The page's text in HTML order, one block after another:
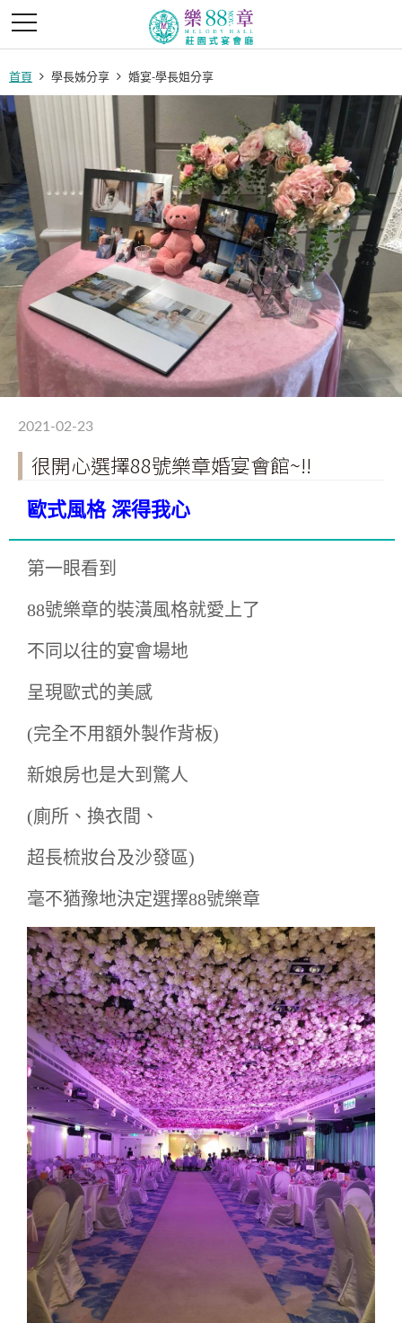
首頁 學長姊分享 婚宴-學長姐分享
2021-02-23
很開心選擇88號樂章婚宴會館~!!
歐式風格 深得我心
第一眼看到
88號樂章的裝潢風格就愛上了
不同以往的宴會場地
呈現歐式的美感
(完全不用額外製作背板)
新娘房也是大到驚人
(廁所、換衣間、
超長梳妝台及沙發區)
毫不猶豫地決定選擇88號樂章